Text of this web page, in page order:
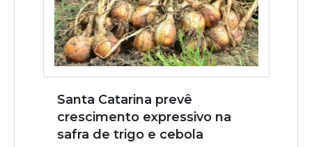
Santa Catarina prevê
crescimento expressivo na
safra de trigo e cebola